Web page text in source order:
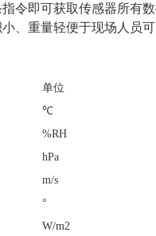
令即可获取传感器所有
、重量轻便于现场人员
单位
℃
%RH
hPa
m/s
°
W/m2